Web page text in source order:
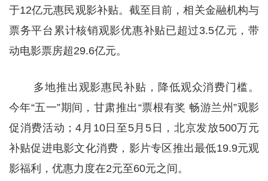
于12亿元惠民观影补贴。截至目前，相关金融机构与
票务平台累计核销观影优惠补贴已超过3.5亿元，带
动电影票房超29.6亿元。
多地推出观影惠民补贴，降低观众消费门槛。
今年“五一”期间，甘肃推出“票根有奖 畅游兰州”观影
促消费活动；4月10日至5月5日，北京发放500万元
补贴促进电影文化消费，影片专区推出最低19.9元观
影福利，优惠力度在2元至60元之间。